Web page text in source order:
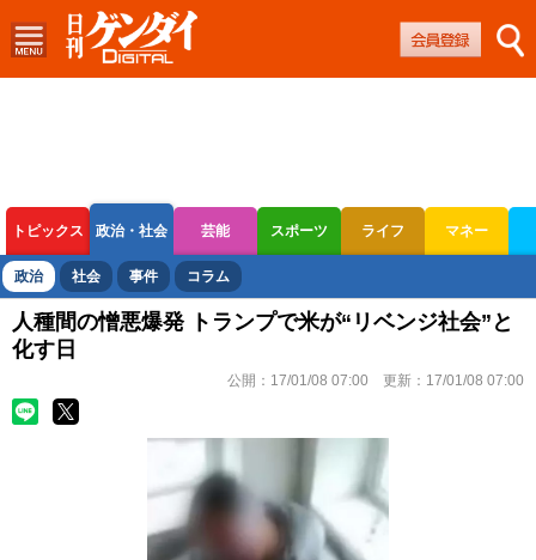
トピックス 政治・社会 芸能 スポーツ ライフ マネー
ボートレース 競輪 オートレース
政治 社会 事件 コラム
人種間の憎悪爆発 トランプで米が“リベンジ社会”と
化す日
公開： 17/01/08 07:00 更新： 17/01/08 07:00